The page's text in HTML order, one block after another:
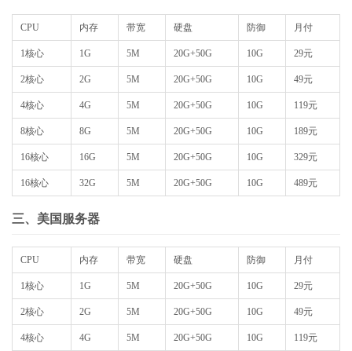
CPU 内存 带宽 硬盘 防御 月付
1核心 1G 5M 20G+50G 10G 29元
2核心 2G 5M 20G+50G 10G 49元
4核心 4G 5M 20G+50G 10G 119元
8核心 8G 5M 20G+50G 10G 189元
16核心 16G 5M 20G+50G 10G 329元
16核心 32G 5M 20G+50G 10G 489元
三、美国服务器
CPU 内存 带宽 硬盘 防御 月付
1核心 1G 5M 20G+50G 10G 29元
2核心 2G 5M 20G+50G 10G 49元
4核心 4G 5M 20G+50G 10G 119元